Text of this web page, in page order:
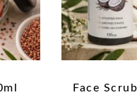
Face